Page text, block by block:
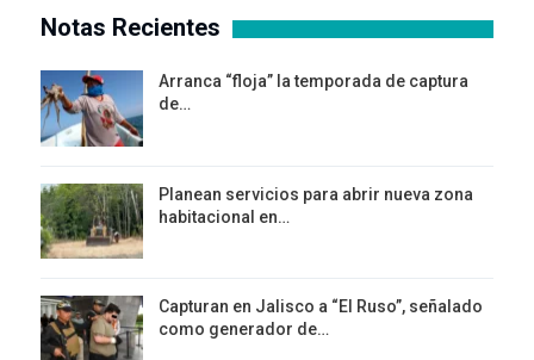
Notas Recientes
Arranca “floja” la temporada de captura
de…
Planean servicios para abrir nueva zona
habitacional en…
Capturan en Jalisco a “El Ruso”, señalado
como generador de…